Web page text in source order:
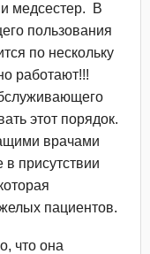
медсестер. В
пользования
по нескольку
работают!!!
этот порядок.
врачами
присутствии
пациентов.
что она